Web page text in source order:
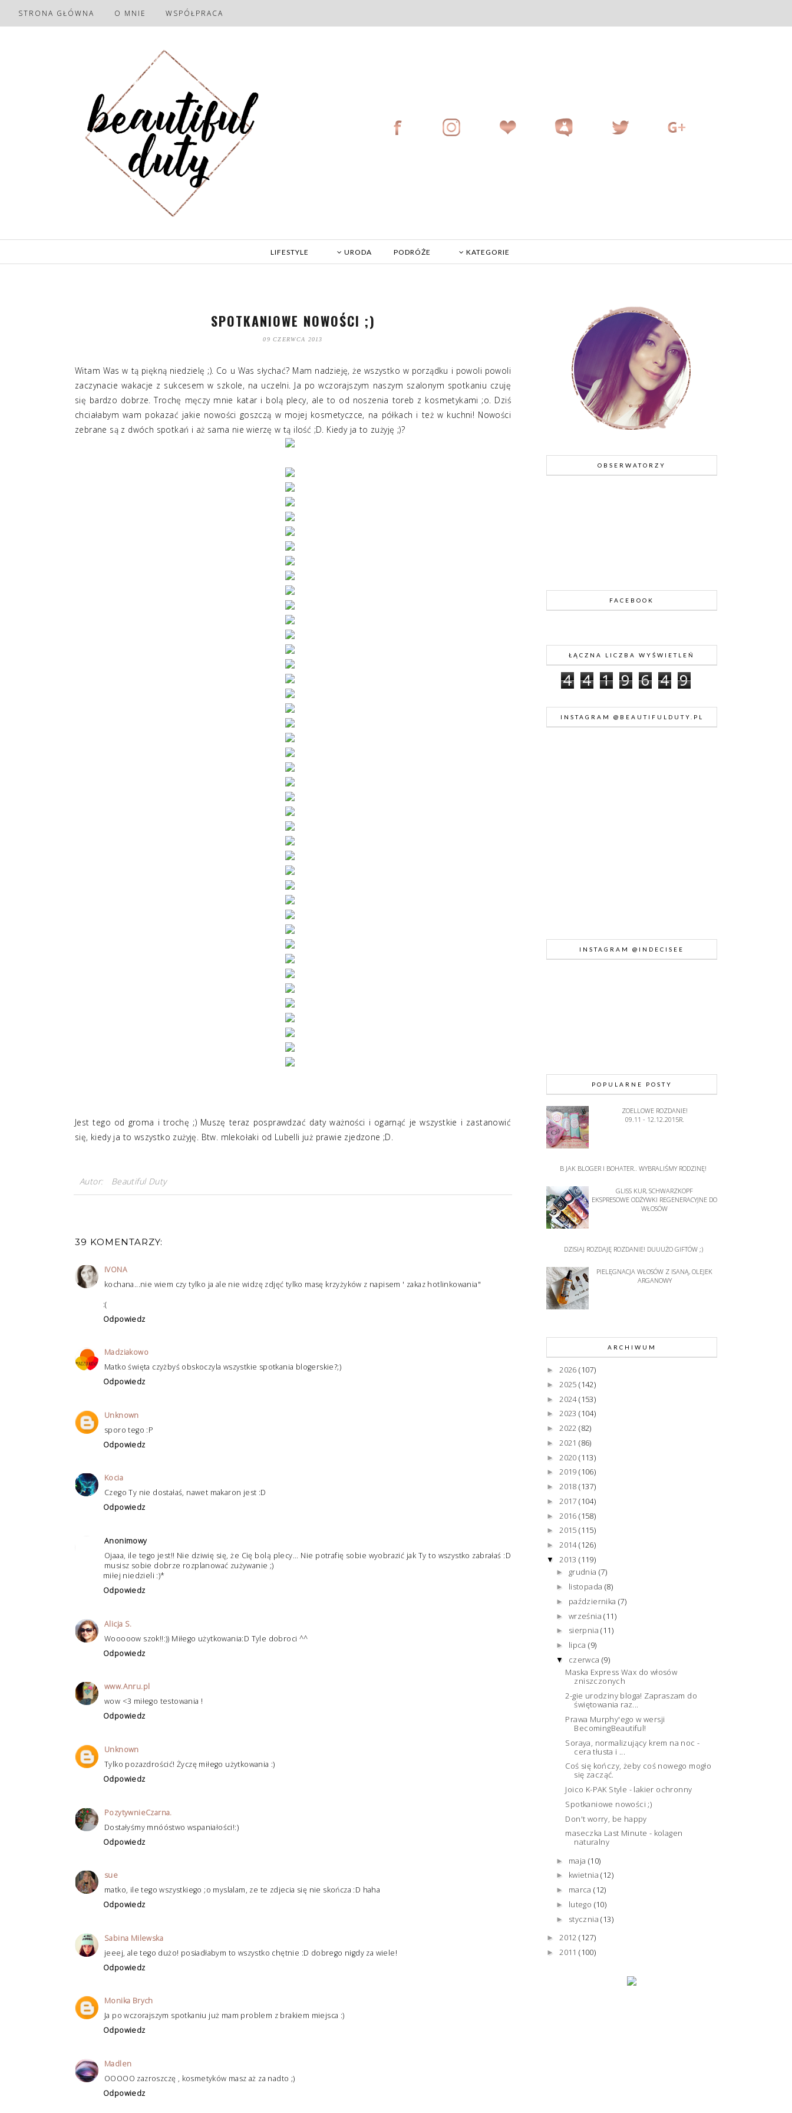
STRONA GŁÓWNA O MNIE WSPÓŁPRACA
LIFESTYLE URODA PODRÓŻE KATEGORIE
SPOTKANIOWE NOWOŚCI ;)
09 CZERWCA 2013
Witam Was w tą piękną niedzielę ;). Co u Was słychać? Mam nadzieję, że wszystko w porządku i powoli powoli
zaczynacie wakacje z sukcesem w szkole, na uczelni. Ja po wczorajszym naszym szalonym spotkaniu czuję
się bardzo dobrze. Trochę męczy mnie katar i bolą plecy, ale to od noszenia toreb z kosmetykami ;o. Dziś
chciałabym wam pokazać jakie nowości goszczą w mojej kosmetyczce, na półkach i też w kuchni! Nowości
zebrane są z dwóch spotkań i aż sama nie wierzę w tą ilość ;D. Kiedy ja to zużyję ;)?
Jest tego od groma i trochę ;) Muszę teraz posprawdzać daty ważności i ogarnąć je wszystkie i zastanowić
się, kiedy ja to wszystko zużyję. Btw. mlekołaki od Lubelli już prawie zjedzone ;D.
Autor: Beautiful Duty
39 KOMENTARZY:
IVONA
kochana...nie wiem czy tylko ja ale nie widzę zdjęć tylko masę krzyżyków z napisem ' zakaz hotlinkowania"
:(
Odpowiedz
Madziakowo
Matko święta czyżbyś obskoczyla wszystkie spotkania blogerskie?;)
Odpowiedz
Unknown
sporo tego :P
Odpowiedz
Kocia
Czego Ty nie dostałaś, nawet makaron jest :D
Odpowiedz
Anonimowy
Ojaaa, ile tego jest!! Nie dziwię się, że Cię bolą plecy... Nie potrafię sobie wyobrazić jak Ty to wszystko zabrałaś :D
musisz sobie dobrze rozplanować zużywanie ;)
miłej niedzieli :)*
Odpowiedz
Alicja S.
Wooooow szok!!:)) Miłego użytkowania:D Tyle dobroci ^^
Odpowiedz
www.Anru.pl
wow <3 miłego testowania !
Odpowiedz
Unknown
Tylko pozazdrościć! Życzę miłego użytkowania :)
Odpowiedz
PozytywnieCzarna.
Dostałyśmy mnóóstwo wspaniałości!:)
Odpowiedz
sue
matko, ile tego wszystkiego ;o myslalam, ze te zdjecia się nie skończa :D haha
Odpowiedz
Sabina Milewska
jeeej, ale tego dużo! posiadłabym to wszystko chętnie :D dobrego nigdy za wiele!
Odpowiedz
Monika Brych
Ja po wczorajszym spotkaniu już mam problem z brakiem miejsca :)
Odpowiedz
Madlen
OOOOO zazroszczę , kosmetyków masz aż za nadto ;)
Odpowiedz
OBSERWATORZY
FACEBOOK
ŁĄCZNA LICZBA WYŚWIETLEŃ
4 4 1 9 6 4 9
INSTAGRAM @BEAUTIFULDUTY.PL
INSTAGRAM @INDECISEE
POPULARNE POSTY
ZOELLOWE ROZDANIE!
09.11 - 12.12.2015R.
B JAK BLOGER I BOHATER.. WYBRALIŚMY RODZINĘ!
GLISS KUR, SCHWARZKOPF
EKSPRESOWE ODŻYWKI REGENERACYJNE DO
WŁOSÓW
DZISIAJ ROZDAJĘ ROZDANIE! DUUUŻO GIFTÓW ;)
PIELĘGNACJA WŁOSÓW Z ISANĄ, OLEJEK
ARGANOWY
ARCHIWUM
►2026(107)
► 2025(142)
► 2024(153)
►2023(104)
►2022(82)
► 2021(86)
► 2020(113)
►2019(106)
►2018(137)
► 2017(104)
► 2016(158)
►2015(115)
►2014(126)
▼ 2013(119)
► grudnia (7)
► listopada (8)
► października (7)
► września(11)
► sierpnia(11)
► lipca(9)
▼ czerwca (9)
Maska Express Wax do włosów
zniszczonych
2-gie urodziny bloga! Zapraszam do
świętowania raz...
Prawa Murphy'ego w wersji
BecomingBeautiful!
Soraya, normalizujący krem na noc -
cera tłusta i ...
Coś się kończy, żeby coś nowego mogło
się zacząć.
Joico K-PAK Style - lakier ochronny
Spotkaniowe nowości ;)
Don't worry, be happy
maseczka Last Minute - kolagen
naturalny
► maja (10)
► kwietnia(12)
► marca(12)
► lutego (10)
► stycznia(13)
► 2012(127)
► 2011(100)